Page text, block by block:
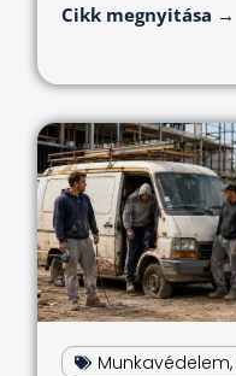
Cikk megnyitása →
Munkavédelem,